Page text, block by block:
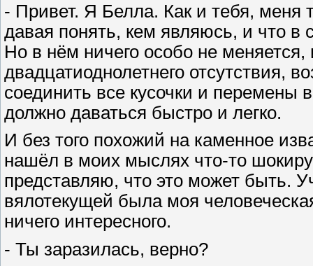
- Привет. Я Белла. Как и тебя, меня
давая понять, кем являюсь, и что в
Но в нём ничего особо не
двадцатиоднолетнего отсутствия,
соединить все кусочки и перемены
должно даваться быстро и легко.
И без того похожий на каменное
нашёл в моих мыслях что-то
представляю, что это может быть.
вялотекущей была моя
ничего интересного.
- Ты заразилась, верно?